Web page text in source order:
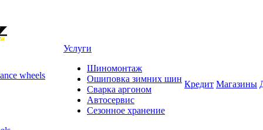
wheels
Услуги
Шиномонтаж
Ошиповка зимних шин
Сварка аргоном
Автосервис
Сезонное хранение
Кредит Магазины